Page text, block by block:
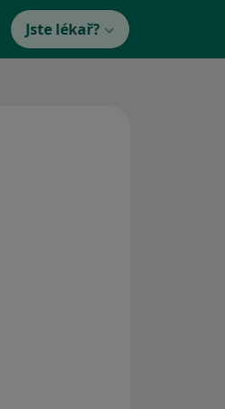
Jste lékař?